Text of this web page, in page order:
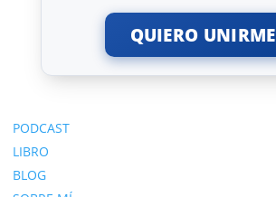
QUIERO UNIRME
PODCAST
LIBRO
BLOG